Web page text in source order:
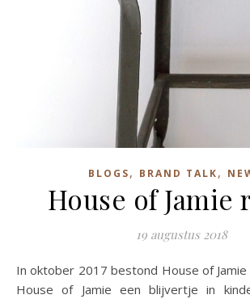
BLOGS, BRAND TALK,
House of Jamie
19 augustus 2018
In oktober 2017 bestond House of Jamie 5 jaar. Dat maakt
House of Jamie een blijvertje in